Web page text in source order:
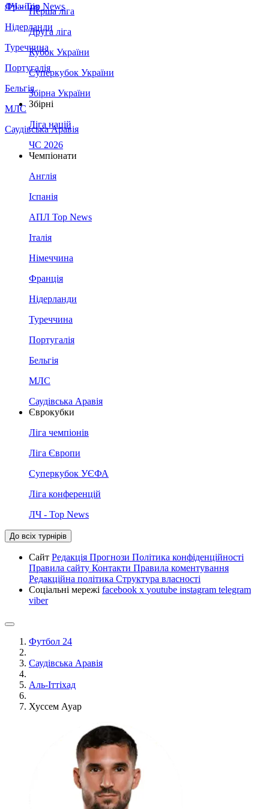
Франція
Нідерланди
Туреччина
Португалія
Бельгія
МЛС
Саудівська Аравія
ЛЧ - Top News
Перша ліга
Друга ліга
Кубок України
Суперкубок України
Збірна України
Збірні
Ліга націй
ЧС 2026
Чемпіонати
Англія
Іспанія
АПЛ Top News
Італія
Німеччина
Франція
Нідерланди
Туреччина
Португалія
Бельгія
МЛС
Саудівська Аравія
Єврокубки
Ліга чемпіонів
Ліга Європи
Суперкубок УЄФА
Ліга конференцій
ЛЧ - Top News
До всіх турнірів
Сайт Редакція Прогнози Політика конфіденційності
Правила сайту Контакти Правила коментування
Редакційна політика Структура власності
Соціальні мережі facebook x youtube instagram telegram
viber
Футбол 24
Саудівська Аравія
Аль-Іттіхад
Хуссем Ауар